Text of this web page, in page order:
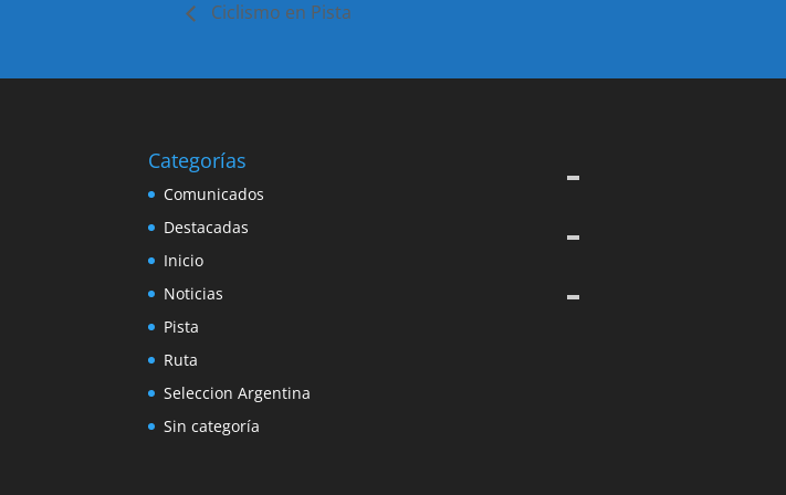
Ciclismo en Pista
Categorías
Comunicados
Destacadas
Inicio
Noticias
Pista
Ruta
Seleccion Argentina
Sin categoría